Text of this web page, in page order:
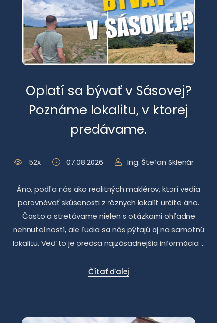
Oplatí sa bývať v Sásovej?
Poznáme lokalitu, v ktorej
predávame.
52x 07.08.2026 Ing. Štefan Sklenár
Áno, podľa nás ako realitných maklérov, ktorí vedia
porovnávať skúsenosti z rôznych lokalít určite áno.
Často a stretávame nielen s otázkami ohľadne
nehnuteľností, ale ľudia sa nás pýtajú aj na samotnú
lokalitu. Veď to je predsa najzásadnejšia informácia ...
Čítať ďalej